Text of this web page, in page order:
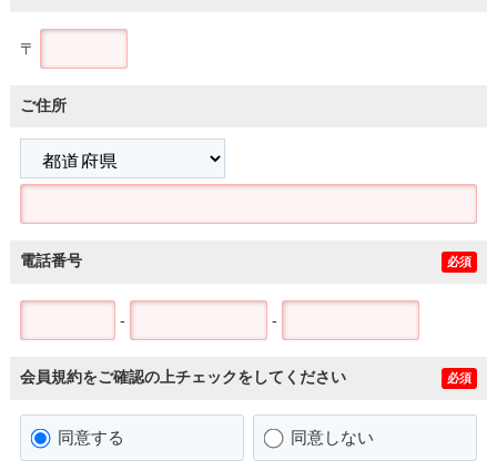
〒
ご住所
電話番号 必須
- -
会員規約をご確認の上チェックをしてください 必須
同意する 同意しない